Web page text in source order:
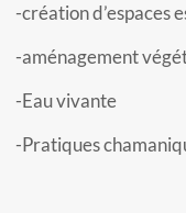
-création d’espaces
-aménagement
-Eau vivante
-Pratiques